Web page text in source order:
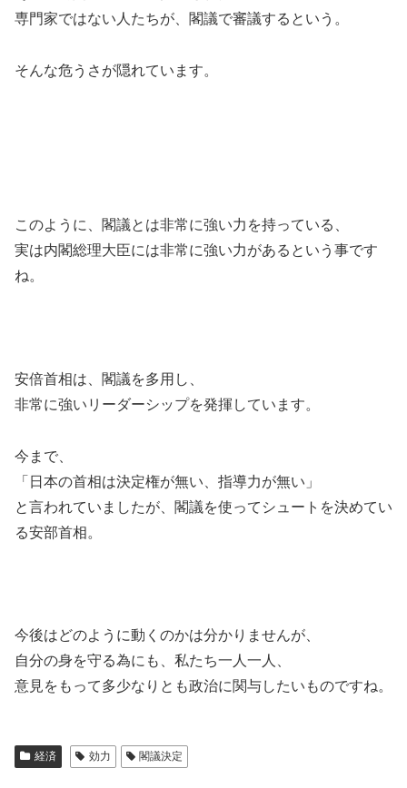
専門家ではない人たちが、閣議で審議するという。
そんな危うさが隠れています。
このように、閣議とは非常に強い力を持っている、
実は内閣総理大臣には非常に強い力があるという事です
ね。
安倍首相は、閣議を多用し、
非常に強いリーダーシップを発揮しています。
今まで、
「日本の首相は決定権が無い、指導力が無い」
と言われていましたが、閣議を使ってシュートを決めてい
る安部首相。
今後はどのように動くのかは分かりませんが、
自分の身を守る為にも、私たち一人一人、
意見をもって多少なりとも政治に関与したいものですね。
経済 効力 閣議決定